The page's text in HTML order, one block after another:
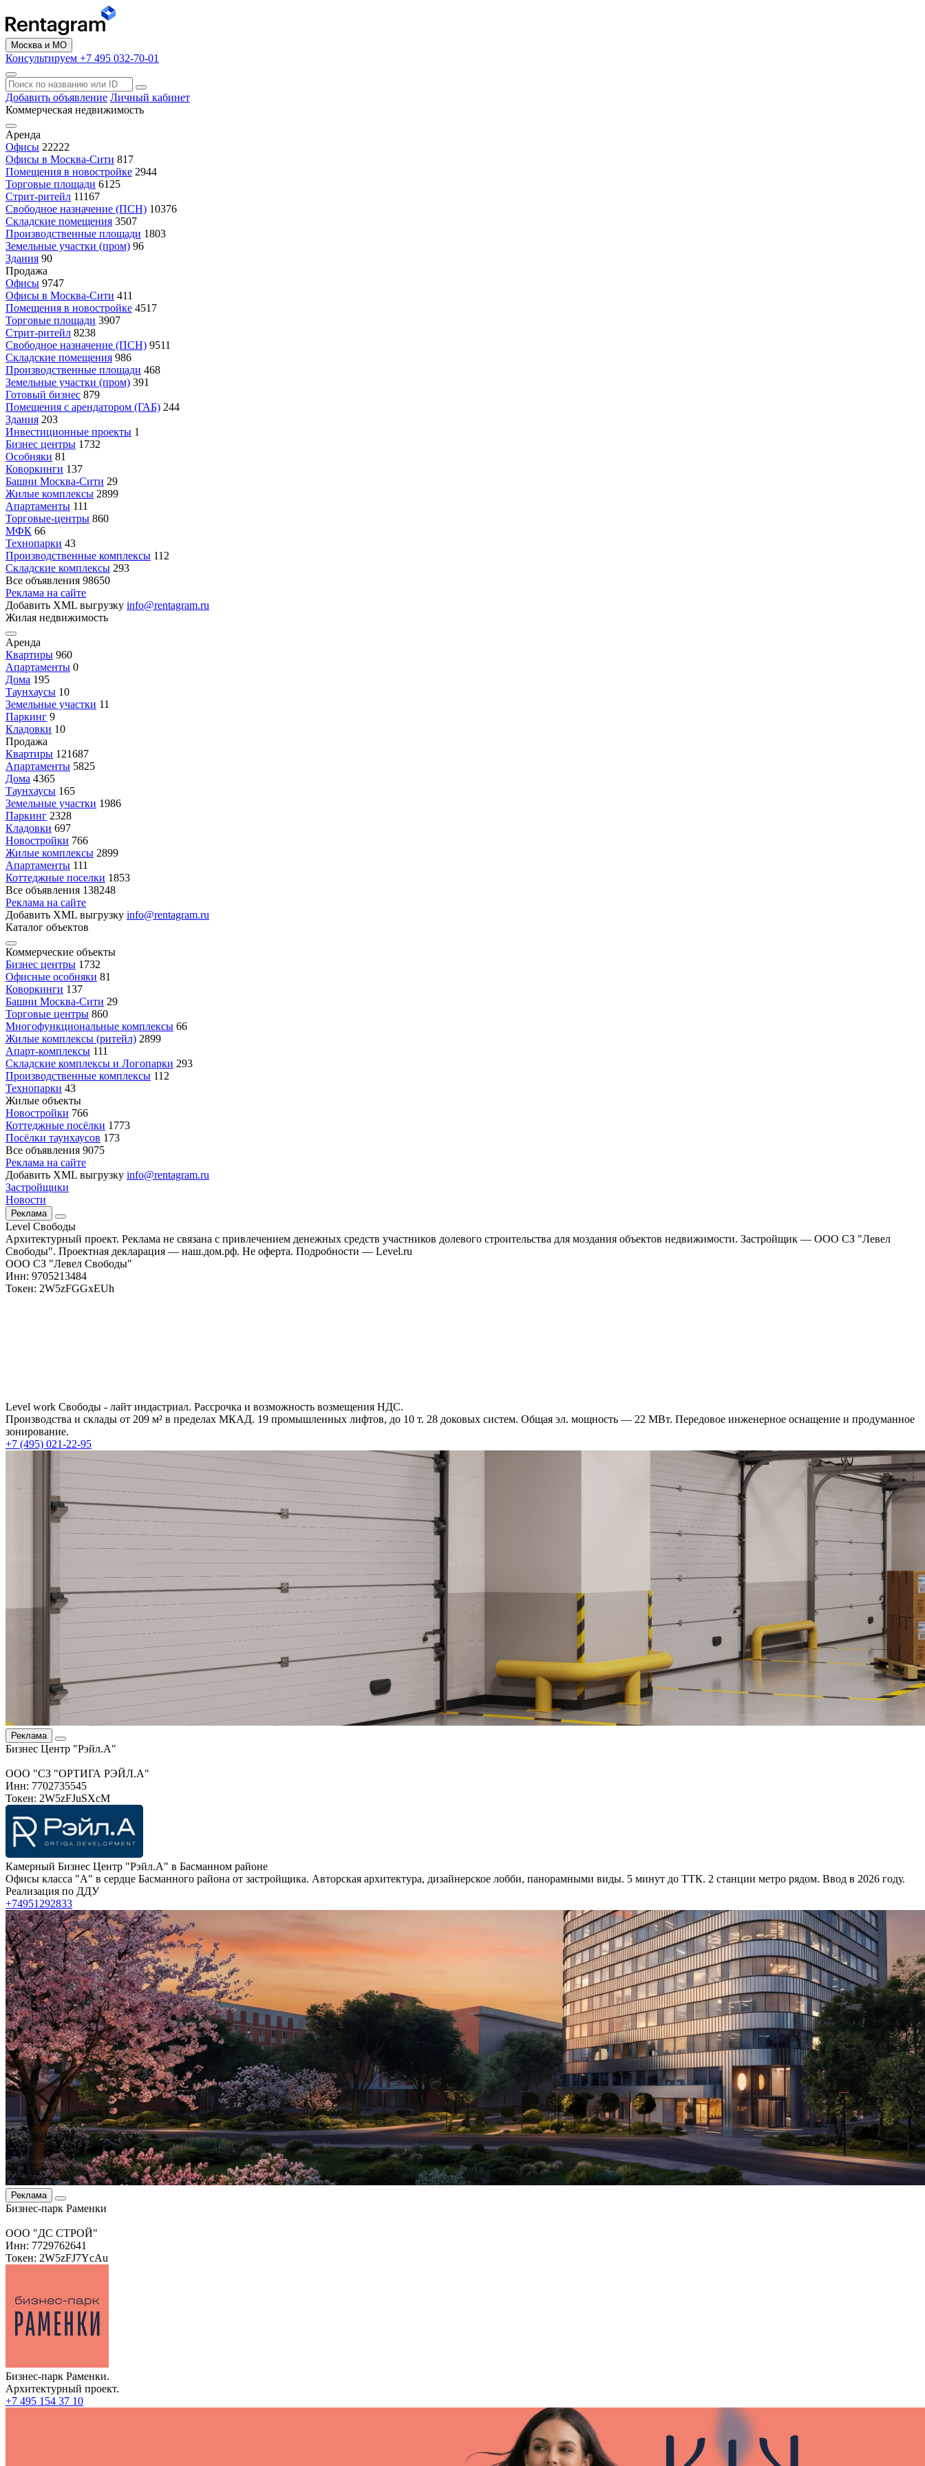
Москва и МО
Консультируем +7 495 032-70-01
Добавить объявление Личный кабинет
Коммерческая недвижимость
Аренда
Офисы 22222
Офисы в Москва-Сити 817
Помещения в новостройке 2944
Торговые площади 6125
Стрит-ритейл 11167
Свободное назначение (ПСН) 10376
Складские помещения 3507
Производственные площади 1803
Земельные участки (пром) 96
Здания 90
Продажа
Офисы 9747
Офисы в Москва-Сити 411
Помещения в новостройке 4517
Торговые площади 3907
Стрит-ритейл 8238
Свободное назначение (ПСН) 9511
Складские помещения 986
Производственные площади 468
Земельные участки (пром) 391
Готовый бизнес 879
Помещения с арендатором (ГАБ) 244
Здания 203
Инвестиционные проекты 1
Бизнес центры 1732
Особняки 81
Коворкинги 137
Башни Москва-Сити 29
Жилые комплексы 2899
Апартаменты 111
Торговые-центры 860
МФК 66
Технопарки 43
Производственные комплексы 112
Складские комплексы 293
Все объявления 98650
Реклама на сайте
Добавить XML выгрузку info@rentagram.ru
Жилая недвижимость
Аренда
Квартиры 960
Апартаменты 0
Дома 195
Таунхаусы 10
Земельные участки 11
Паркинг 9
Кладовки 10
Продажа
Квартиры 121687
Апартаменты 5825
Дома 4365
Таунхаусы 165
Земельные участки 1986
Паркинг 2328
Кладовки 697
Новостройки 766
Жилые комплексы 2899
Апартаменты 111
Коттеджные поселки 1853
Все объявления 138248
Реклама на сайте
Добавить XML выгрузку info@rentagram.ru
Каталог объектов
Коммерческие объекты
Бизнес центры 1732
Офисные особняки 81
Коворкинги 137
Башни Москва-Сити 29
Торговые центры 860
Многофункциональные комплексы 66
Жилые комплексы (ритейл) 2899
Апарт-комплексы 111
Складские комплексы и Логопарки 293
Производственные комплексы 112
Технопарки 43
Жилые объекты
Новостройки 766
Коттеджные посёлки 1773
Посёлки таунхаусов 173
Все объявления 9075
Реклама на сайте
Добавить XML выгрузку info@rentagram.ru
Застройщики
Новости
Реклама
Level Свободы
Архитектурный проект. Реклама не связана с привлечением денежных средств участников долевого строительства для моздания объектов недвижимости. Застройщик — ООО СЗ "Левел
Свободы". Проектная декларация — наш.дом.рф. Не оферта. Подробности — Level.ru
ООО СЗ "Левел Свободы"
Инн: 9705213484
Токен: 2W5zFGGxEUh
Level work Свободы - лайт индастриал. Рассрочка и возможность возмещения НДС.
Производства и склады от 209 м² в пределах МКАД. 19 промышленных лифтов, до 10 т. 28 доковых систем. Общая эл. мощность — 22 МВт. Передовое инженерное оснащение и продуманное
зонирование.
+7 (495) 021-22-95
Реклама
Бизнес Центр "Рэйл.А"
ООО "СЗ "ОРТИГА РЭЙЛ.А"
Инн: 7702735545
Токен: 2W5zFJuSXcM
Камерный Бизнес Центр "Рэйл.А" в Басманном районе
Офисы класса "А" в сердце Басманного района от застройщика. Авторская архитектура, дизайнерское лобби, панорамными виды. 5 минут до ТТК. 2 станции метро рядом. Ввод в 2026 году.
Реализация по ДДУ
+74951292833
Реклама
Бизнес-парк Раменки
ООО "ДС СТРОЙ"
Инн: 7729762641
Токен: 2W5zFJ7YcAu
Бизнес-парк Раменки.
Архитектурный проект.
+7 495 154 37 10